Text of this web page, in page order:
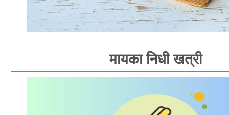
मायका निधी खत्री